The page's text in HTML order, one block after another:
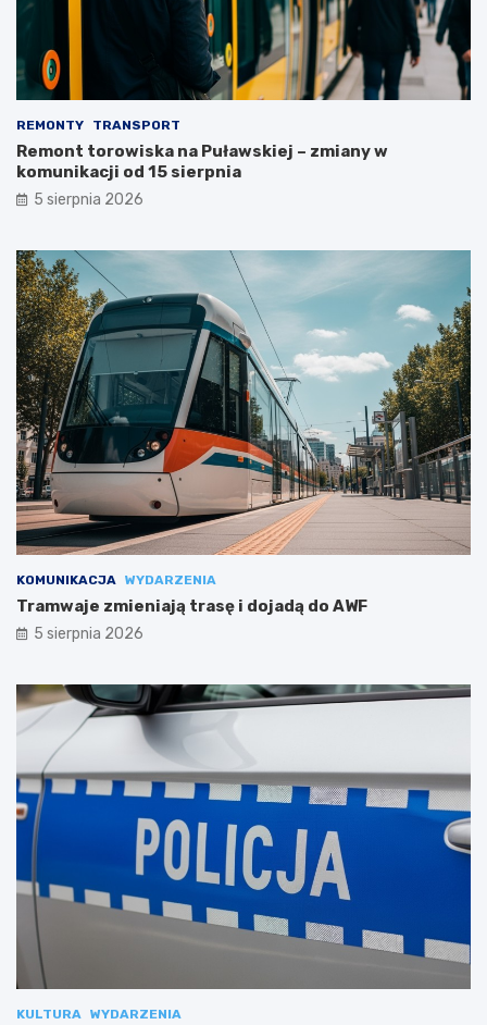
REMONTY TRANSPORT
Remont torowiska na Puławskiej – zmiany w
komunikacji od 15 sierpnia
5 sierpnia 2026
KOMUNIKACJA WYDARZENIA
Tramwaje zmieniają trasę i dojadą do AWF
5 sierpnia 2026
KULTURA WYDARZENIA